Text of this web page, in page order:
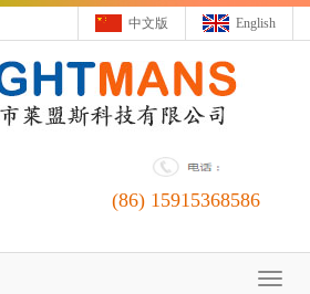
English
中文版
(86) 15915368586